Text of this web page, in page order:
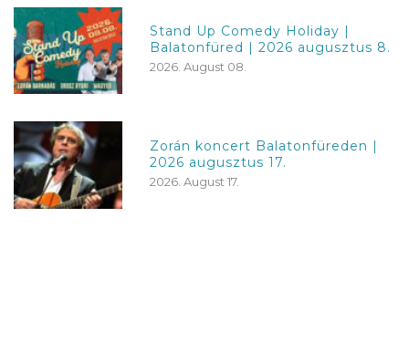
Stand Up Comedy Holiday |
Balatonfüred | 2026 augusztus 8.
2026. August 08.
Zorán koncert Balatonfüreden |
2026 augusztus 17.
2026. August 17.